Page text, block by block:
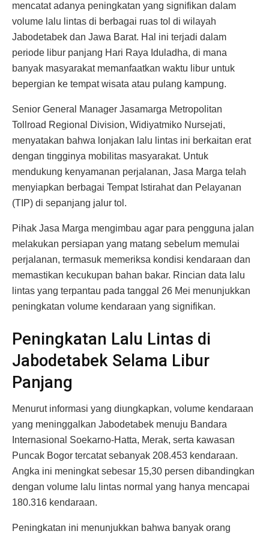
mencatat adanya peningkatan yang signifikan dalam
volume lalu lintas di berbagai ruas tol di wilayah
Jabodetabek dan Jawa Barat. Hal ini terjadi dalam
periode libur panjang Hari Raya Iduladha, di mana
banyak masyarakat memanfaatkan waktu libur untuk
bepergian ke tempat wisata atau pulang kampung.
Senior General Manager Jasamarga Metropolitan
Tollroad Regional Division, Widiyatmiko Nursejati,
menyatakan bahwa lonjakan lalu lintas ini berkaitan erat
dengan tingginya mobilitas masyarakat. Untuk
mendukung kenyamanan perjalanan, Jasa Marga telah
menyiapkan berbagai Tempat Istirahat dan Pelayanan
(TIP) di sepanjang jalur tol.
Pihak Jasa Marga mengimbau agar para pengguna jalan
melakukan persiapan yang matang sebelum memulai
perjalanan, termasuk memeriksa kondisi kendaraan dan
memastikan kecukupan bahan bakar. Rincian data lalu
lintas yang terpantau pada tanggal 26 Mei menunjukkan
peningkatan volume kendaraan yang signifikan.
Peningkatan Lalu Lintas di
Jabodetabek Selama Libur
Panjang
Menurut informasi yang diungkapkan, volume kendaraan
yang meninggalkan Jabodetabek menuju Bandara
Internasional Soekarno-Hatta, Merak, serta kawasan
Puncak Bogor tercatat sebanyak 208.453 kendaraan.
Angka ini meningkat sebesar 15,30 persen dibandingkan
dengan volume lalu lintas normal yang hanya mencapai
180.316 kendaraan.
Peningkatan ini menunjukkan bahwa banyak orang